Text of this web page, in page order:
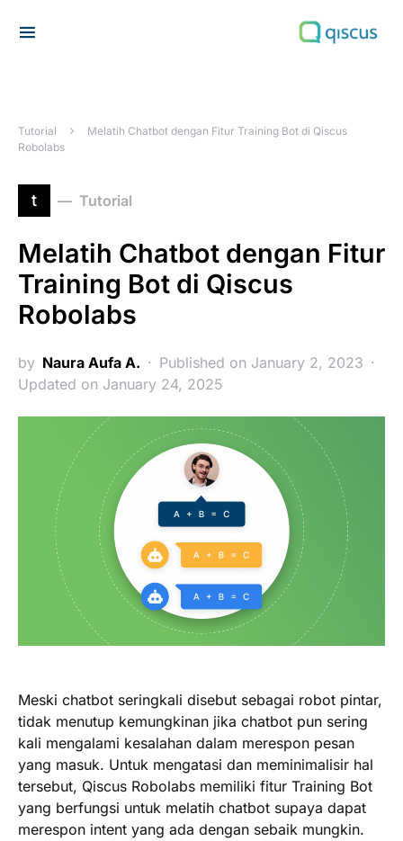
Tutorial
Melatih Chatbot dengan Fitur Training Bot di Qiscus
Robolabs
t Tutorial
Melatih Chatbot dengan Fitur
Training Bot di Qiscus
Robolabs
by Naura Aufa A.
Published on January 2, 2023
Updated on January 24, 2025
Meski chatbot seringkali disebut sebagai robot pintar,
tidak menutup kemungkinan jika chatbot pun sering
kali mengalami kesalahan dalam merespon pesan
yang masuk. Untuk mengatasi dan meminimalisir hal
tersebut, Qiscus Robolabs memiliki fitur Training Bot
yang berfungsi untuk melatih chatbot supaya dapat
merespon intent yang ada dengan sebaik mungkin.